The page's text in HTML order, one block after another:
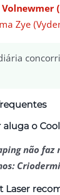
Zye
aluga o
não
Laser